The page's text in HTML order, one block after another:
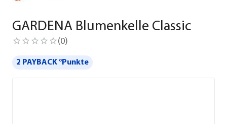
GARDENA Blumenkelle Classic
(0)
2 PAYBACK °Punkte